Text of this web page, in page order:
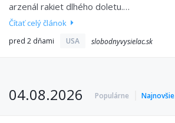
arzenál rakiet dlhého doletu.…
Čítať celý článok
pred 2 dňami USA slobodnyvysielac.sk
04.08.2026 Populárne Najnovšie